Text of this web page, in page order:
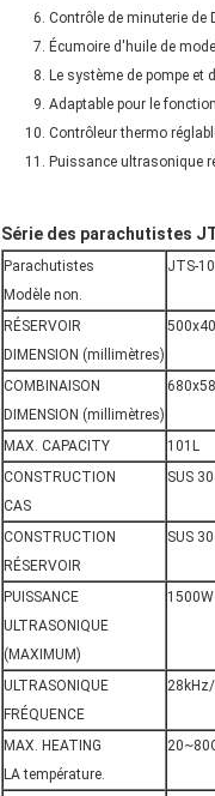
Contrôle de minuterie de
Écumoire d'huile de
Le système de pompe et
Adaptable pour le
Contrôleur thermo
Puissance ultrasonique
Série des parachutistes
Parachutistes
Modèle non.
JTS-
RÉSERVOIR
DIMENSION (millimètres)
COMBINAISON
DIMENSION (millimètres)
MAX. CAPACITY 101L
CONSTRUCTION
CAS
SUS
CONSTRUCTION
RÉSERVOIR
SUS
PUISSANCE
ULTRASONIQUE
(MAXIMUM)
1500W
ULTRASONIQUE
FRÉQUENCE
MAX. HEATING
LA température.